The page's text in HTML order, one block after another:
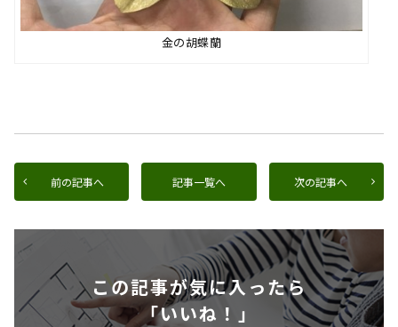
金の胡蝶蘭
前の記事へ 記事一覧へ 次の記事へ
この記事が気に入ったら
「いいね！」